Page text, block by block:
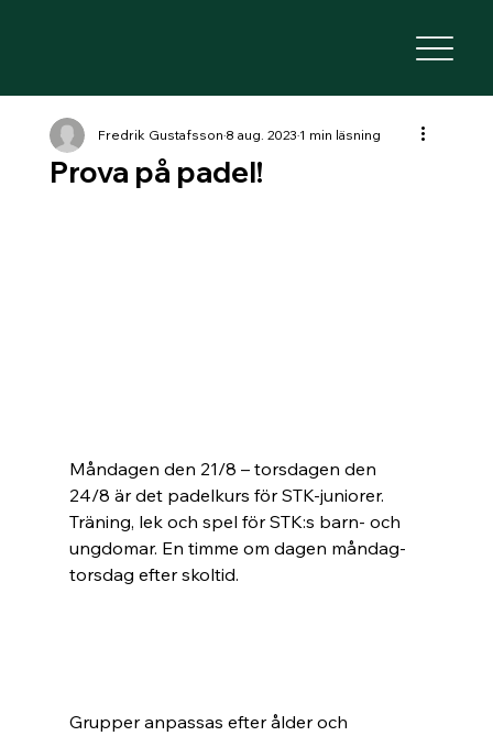
Prova på padel!
Fredrik Gustafsson8 aug. 20231 min läsning
Måndagen den 21/8 – torsdagen den
24/8 är det padelkurs för STK-juniorer.
Träning, lek och spel för STK:s barn- och
ungdomar. En timme om dagen måndag-
torsdag efter skoltid.
Grupper anpassas efter ålder och